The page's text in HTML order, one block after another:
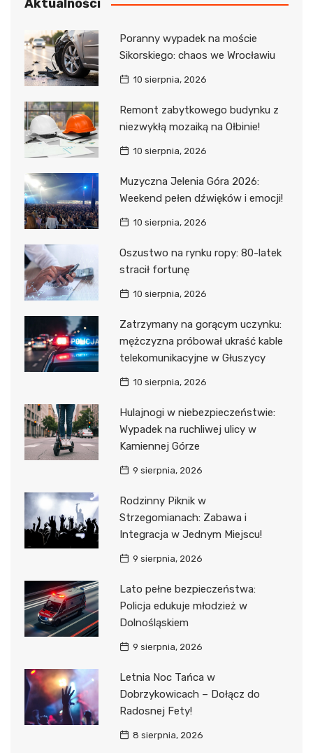
Aktualności
Poranny wypadek na moście
Sikorskiego: chaos we Wrocławiu
10 sierpnia, 2026
Remont zabytkowego budynku z
niezwykłą mozaiką na Ołbinie!
10 sierpnia, 2026
Muzyczna Jelenia Góra 2026:
Weekend pełen dźwięków i emocji!
10 sierpnia, 2026
Oszustwo na rynku ropy: 80-latek
stracił fortunę
10 sierpnia, 2026
Zatrzymany na gorącym uczynku:
mężczyzna próbował ukraść kable
telekomunikacyjne w Głuszycy
10 sierpnia, 2026
Hulajnogi w niebezpieczeństwie:
Wypadek na ruchliwej ulicy w
Kamiennej Górze
9 sierpnia, 2026
Rodzinny Piknik w
Strzegomianach: Zabawa i
Integracja w Jednym Miejscu!
9 sierpnia, 2026
Lato pełne bezpieczeństwa:
Policja edukuje młodzież w
Dolnośląskiem
9 sierpnia, 2026
Letnia Noc Tańca w
Dobrzykowicach – Dołącz do
Radosnej Fety!
8 sierpnia, 2026